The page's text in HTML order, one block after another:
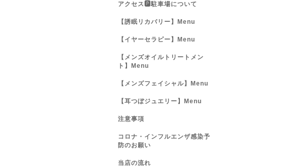
アクセス🅿️駐車場について
【誘眠リカバリー】Menu
【イヤーセラピー】Menu
【メンズオイルトリートメン
ト】Menu
【メンズフェイシャル】Menu
【耳つぼジュエリー】Menu
注意事項
コロナ・インフルエンザ感染予
防のお願い
当店の流れ